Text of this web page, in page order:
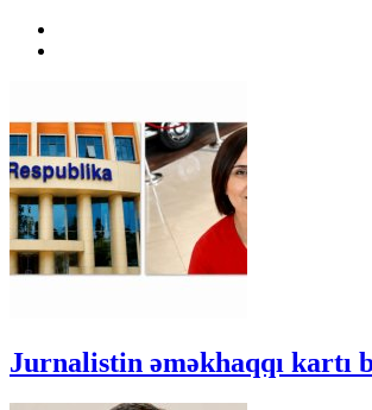
Jurnalistin əməkhaqqı kartı